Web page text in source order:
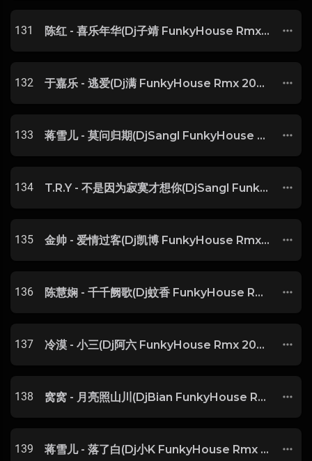
131 陈红 - 喜乐年华(Dj子靖 FunkyHouse Rmx 2025) -
132 于嘉乐 - 逃爱(Dj满 FunkyHouse Rmx 2025) -
133 蒋雪儿 - 莫问归期(DjSangl FunkyHouse Rmx 2025) -
134 T.R.Y - 不是因为寂寞才想你(DjSangl FunkyHouse Rmx 2025) -
135 金帅 - 爱情过客(Dj凯博 FunkyHouse Rmx 2025) -
136 陈慧娴 - 千千阙歌(Dj蚊香 FunkyHouse Rmx 2025 粤语) -
137 冷漠 - 小三(Dj阿六 FunkyHouse Rmx 2025) -
138 窝窝 - 月亮照山川(DjBian FunkyHouse Rmx 2025) -
139 蒋雪儿 - 落了白(Dj小K FunkyHouse Rmx 2025) -